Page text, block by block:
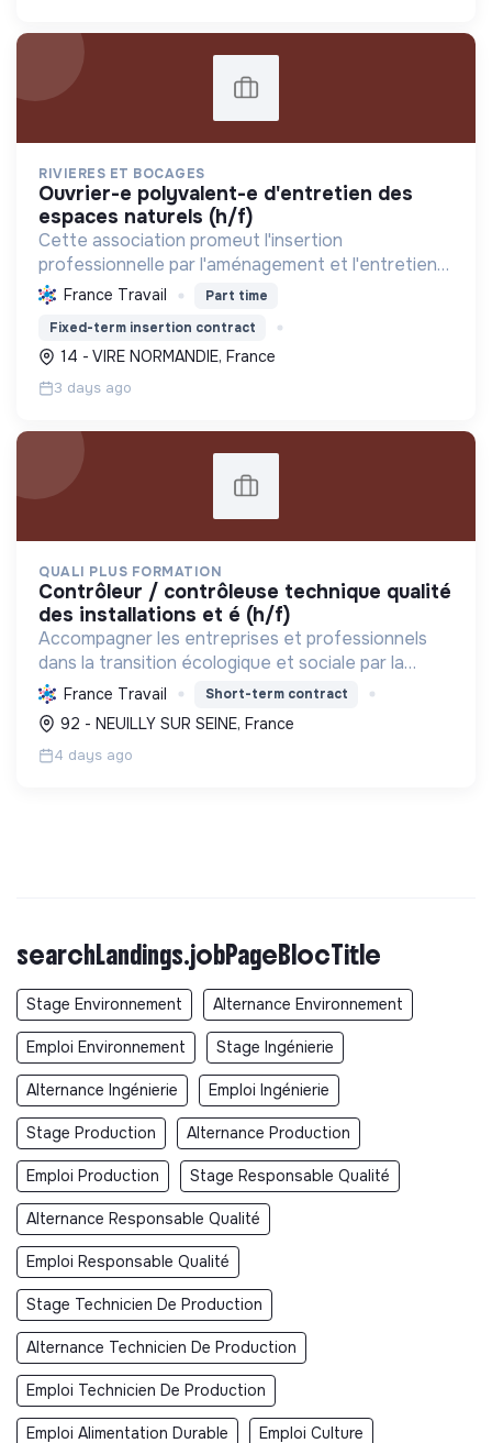
RIVIERES ET BOCAGES
ouvrier-e polyvalent-e d'entretien des
espaces naturels (h/f)
Cette association promeut l'insertion
professionnelle par l'aménagement et l'entretien
écologique des espaces naturels. Elle
accompagne les personnes éloignées de l'emploi
vers une autonomie durable.
France Travail
Part time
Fixed-term insertion contract
14 - VIRE NORMANDIE, France
3 days ago
QUALI PLUS FORMATION
contrôleur / contrôleuse technique qualité
des installations et é (h/f)
Accompagner les entreprises et professionnels
dans la transition écologique et sociale par la
formation et le conseil. Contribuer à la
décarbonation industrielle et à la conformité
environnementale.
France Travail Short-term contract
92 - NEUILLY SUR SEINE, France
4 days ago
searchLandings.jobPageBlocTitle
Stage Environnement Alternance Environnement
Emploi Environnement Stage Ingénierie
Alternance Ingénierie Emploi Ingénierie
Stage Production Alternance Production
Emploi Production Stage Responsable Qualité
Alternance Responsable Qualité
Emploi Responsable Qualité
Stage Technicien De Production
Alternance Technicien De Production
Emploi Technicien De Production
Emploi Alimentation Durable Emploi Culture